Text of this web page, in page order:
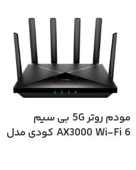
مودم روتر 5G بی سیم
AX3000 Wi-Fi 6 کودی مدل